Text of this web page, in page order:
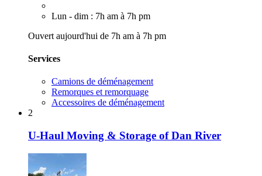
Lun - dim : 7h am à 7h pm
Ouvert aujourd'hui de 7h am à 7h pm
Services
Camions de déménagement
Remorques et remorquage
Accessoires de déménagement
2
U-Haul Moving & Storage of Dan River